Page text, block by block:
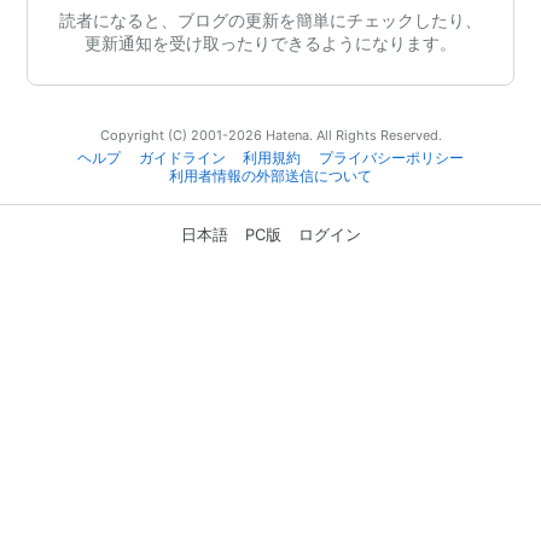
読者になると、ブログの更新を簡単にチェックしたり、
更新通知を受け取ったりできるようになります。
Copyright (C) 2001-2026 Hatena. All Rights Reserved.
ヘルプ
ガイドライン 利用規約
プライバシーポリシー
利用者情報の外部送信について
日本語 PC版 ログイン